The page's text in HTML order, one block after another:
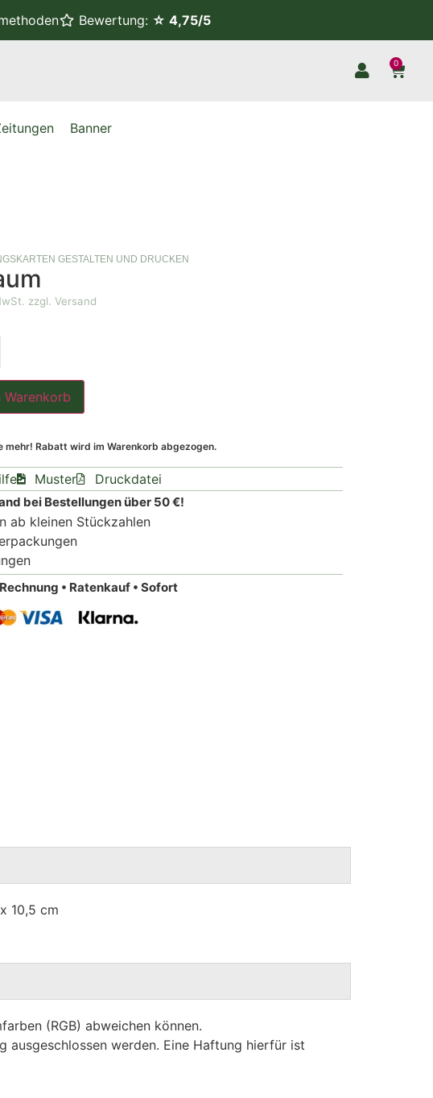
Bewertung: ☆ 4,75/5
0
Banner
GESTALTEN UND DRUCKEN
zzgl. Versand
Warenkorb
mehr! Rabatt wird im Warenkorb abgezogen.
Muster Druckdatei
bei Bestellungen über 50 €!
ab kleinen Stückzahlen
Rechnung • Ratenkauf • Sofort
10,5 cm
(RGB) abweichen können.
werden. Eine Haftung hierfür ist